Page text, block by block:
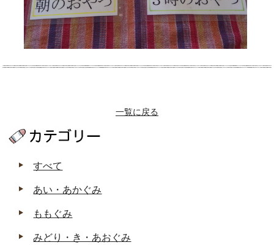
一覧に戻る
すべて
あい・あかぐみ
ももぐみ
みどり・き・あおぐみ